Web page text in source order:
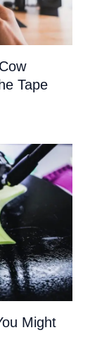
Tape
Might